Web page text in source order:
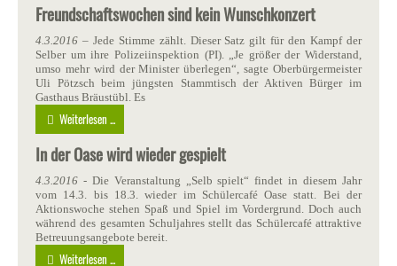
Freundschaftswochen sind kein Wunschkonzert
4.3.2016 – Jede Stimme zählt. Dieser Satz gilt für den Kampf der
Selber um ihre Polizeiinspektion (PI). „Je größer der Widerstand,
umso mehr wird der Minister überlegen“, sagte Oberbürgermeister
Uli Pötzsch beim jüngsten Stammtisch der Aktiven Bürger im
Gasthaus Bräustübl. Es
Weiterlesen ...
In der Oase wird wieder gespielt
4.3.2016 - Die Veranstaltung „Selb spielt“ findet in diesem Jahr
vom 14.3. bis 18.3. wieder im Schülercafé Oase statt. Bei der
Aktionswoche stehen Spaß und Spiel im Vordergrund. Doch auch
während des gesamten Schuljahres stellt das Schülercafé attraktive
Betreuungsangebote bereit.
Weiterlesen ...